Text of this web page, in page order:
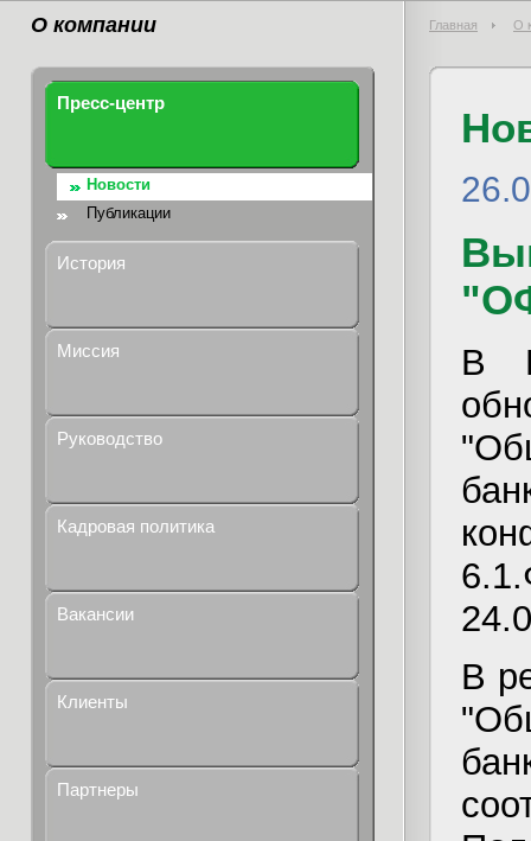
О компании Главная О
Пресс-центр
Новости
Публикации
История
Миссия
Руководство
Кадровая политика
Вакансии
Клиенты
Партнеры
В
В